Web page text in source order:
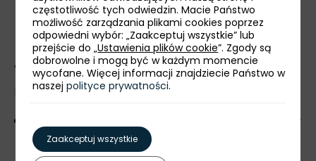
Atuty województwa
Położenie i dostępność komunikacyjna
Centrum europejskiej logistyki: Małopolska leży
na skrzyżowaniu międzynarodowych tras
tranzytowych, w tym paneuropejskiego
częstotliwość tych odwiedzin. Macie Państwo
możliwość zarządzania plikami cookies poprzez
odpowiedni wybór: „Zaakceptuj wszystkie” lub
przejście do „Ustawienia plików cookie”. Zgody są
dobrowolne i mogą być w każdym momencie
wycofane. Więcej informacji znajdziecie Państwo w
naszejpolityce prywatności.
Zaakceptuj wszystkie